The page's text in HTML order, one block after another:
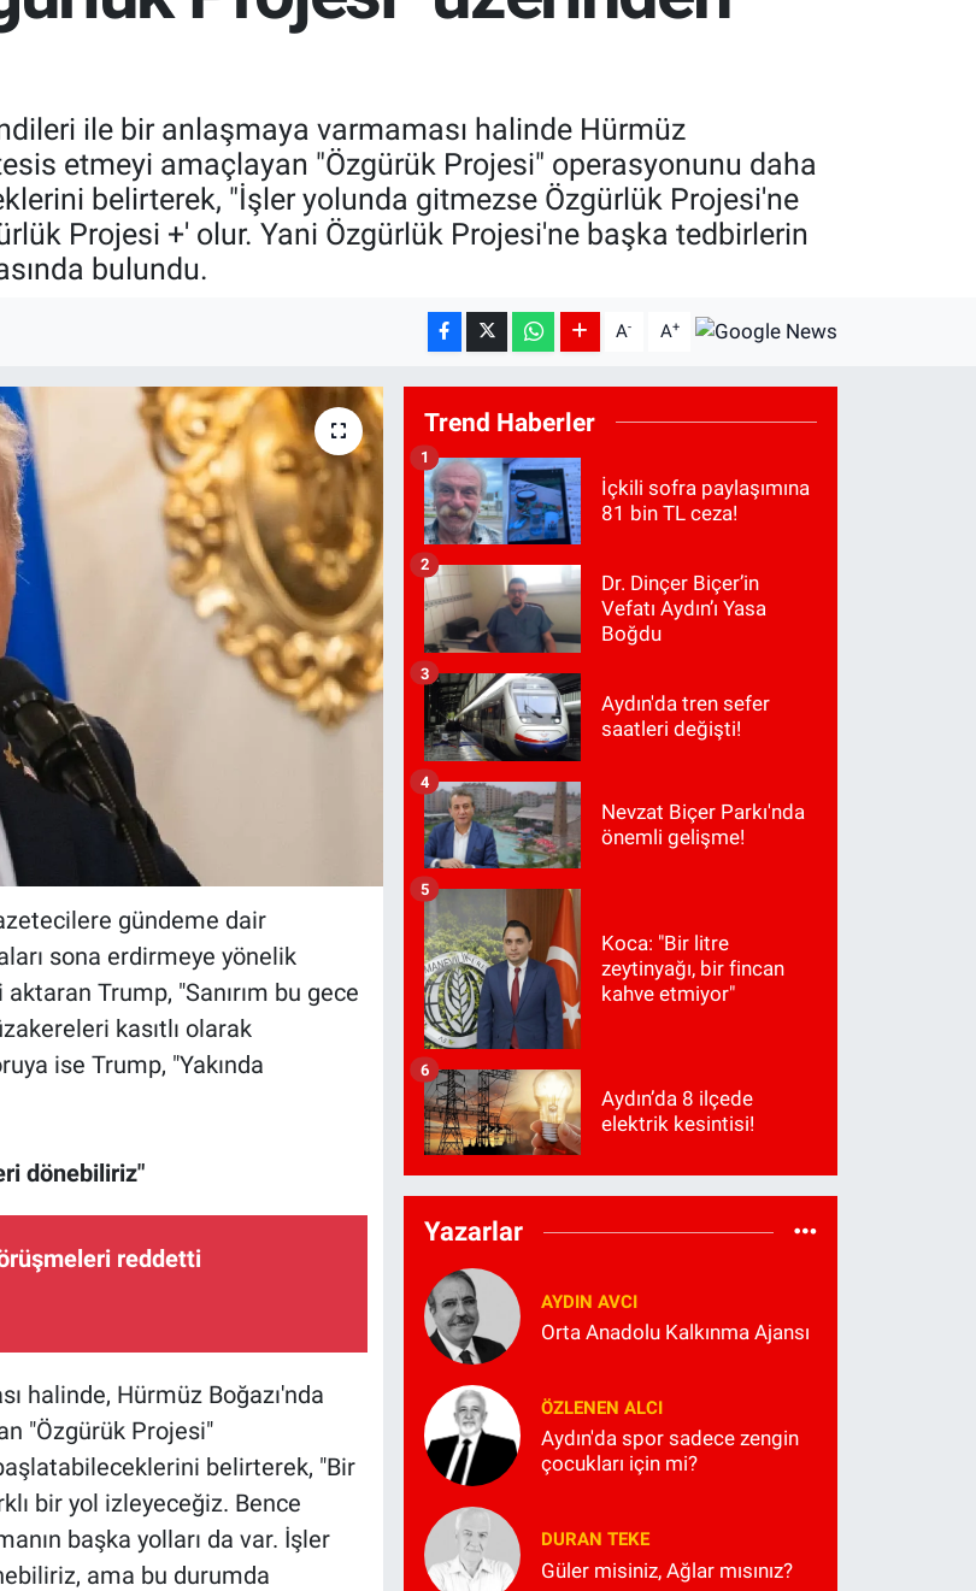
ile bir anlaşmaya varmaması halinde Hürmüz
etmeyi amaçlayan "Özgürük Projesi" operasyonunu daha
belirterek, "İşler yolunda gitmezse Özgürlük Projesi'ne
Projesi +' olur. Yani Özgürlük Projesi'ne başka tedbirlerin
bulundu.
A- A+
gündeme dair
sona erdirmeye yönelik
Trump, "Sanırım bu gece
kasıtlı olarak
ise Trump, "Yakında
dönebiliriz"
reddetti
halinde, Hürmüz Boğazı'nda
"Özgürük Projesi"
belirterek, "Bir
bir yol izleyeceğiz. Bence
başka yolları da var. İşler
ama bu durumda
Trend Haberler
İçkili sofra paylaşımına
81 bin TL ceza!
1
Dr. Dinçer Biçer’in
Vefatı Aydın’ı Yasa
Boğdu
2
Aydın'da tren sefer
saatleri değişti!
3
Nevzat Biçer Parkı'nda
önemli gelişme!
4
Koca: "Bir litre
zeytinyağı, bir fincan
kahve etmiyor"
5
Aydın’da 8 ilçede
elektrik kesintisi!
6
Yazarlar
AYDIN AVCI
Orta Anadolu Kalkınma Ajansı
ÖZLENEN ALCI
Aydın'da spor sadece zengin
çocukları için mi?
DURAN TEKE
Güler misiniz, Ağlar mısınız?